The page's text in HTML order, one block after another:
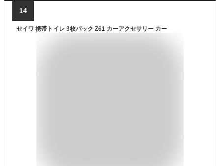
14
セイワ 携帯トイレ 3枚パック Z61 カーアクセサリー カー